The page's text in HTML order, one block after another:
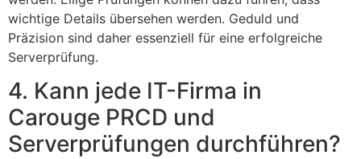
wichtige Details übersehen werden. Geduld und
Präzision sind daher essenziell für eine erfolgreiche
Serverprüfung.
4. Kann jede IT-Firma in
Carouge PRCD und
Serverprüfungen durchführen?